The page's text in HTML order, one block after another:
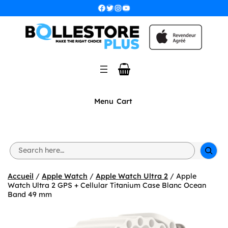
Facebook Twitter InstagramYouTube
Menu Cart
S
e
r
c
h
Accueil / Apple Watch / Apple Watch Ultra 2 / Apple
Watch Ultra 2 GPS + Cellular Titanium Case Blanc Ocean
Band 49 mm